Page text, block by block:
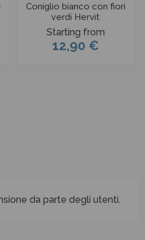
Coniglio bianco con fiori
verdi Hervit
Starting from
12,90 €
da parte degli utenti.